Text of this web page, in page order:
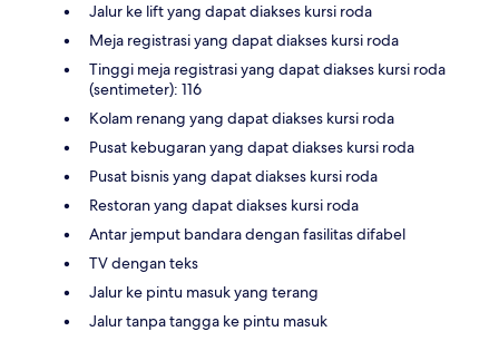
Jalur ke lift yang dapat diakses kursi roda
Meja registrasi yang dapat diakses kursi roda
Tinggi meja registrasi yang dapat diakses kursi roda
(sentimeter): 116
Kolam renang yang dapat diakses kursi roda
Pusat kebugaran yang dapat diakses kursi roda
Pusat bisnis yang dapat diakses kursi roda
Restoran yang dapat diakses kursi roda
Antar jemput bandara dengan fasilitas difabel
TV dengan teks
Jalur ke pintu masuk yang terang
Jalur tanpa tangga ke pintu masuk